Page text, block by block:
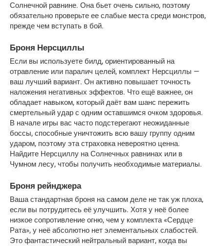
Солнечной равнине. Она бьет очень сильно, поэтому
обязательно проверьте ее слабые места среди монстров,
прежде чем вступать в бой.
Броня Нерсциллы
Если вы используете билд, ориентированный на
отравление или паралич целей, комплект Нерсциллы —
ваш лучший вариант. Он активно повышает точность
наложения негативных эффектов. Что ещё важнее, он
обладает навыком, который даёт вам шанс пережить
смертельный удар с одним оставшимся очком здоровья.
В начале игры вас часто подстерегают неожиданные
боссы, способные уничтожить всю вашу группу одним
ударом, поэтому эта страховка невероятно ценна.
Найдите Нерсциллу на Солнечных равнинах или в
Чумном лесу, чтобы получить необходимые материалы.
Броня рейнджера
Ваша стандартная броня на самом деле не так уж плоха,
если вы потрудитесь её улучшить. Хотя у неё более
низкое сопротивление огню, чем у комплекта «Сердце
Рата», у неё абсолютно нет элементальных слабостей.
Это фантастический нейтральный вариант, когда вы